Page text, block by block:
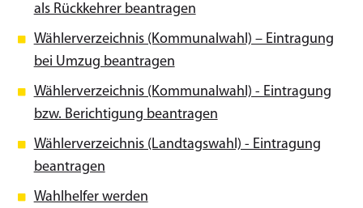
als Rückkehrer beantragen
Wählerverzeichnis (Kommunalwahl) – Eintragung
bei Umzug beantragen
Wählerverzeichnis (Kommunalwahl) - Eintragung
bzw. Berichtigung beantragen
Wählerverzeichnis (Landtagswahl) - Eintragung
beantragen
Wahlhelfer werden